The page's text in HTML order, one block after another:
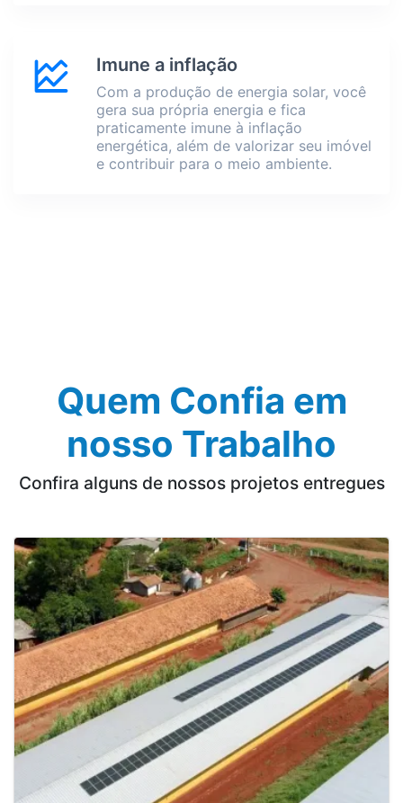
Imune a inflação
Com a produção de energia solar, você
gera sua própria energia e fica
praticamente imune à inflação
energética, além de valorizar seu imóvel
e contribuir para o meio ambiente.
Quem Confia em
nosso Trabalho
Confira alguns de nossos projetos entregues